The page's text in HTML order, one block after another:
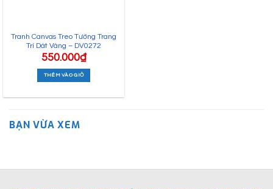
Tranh Canvas Treo Tường Trang
Trí Dát Vàng – DV0272
550.000₫
THÊM VÀO GIỎ
BẠN VỪA XEM